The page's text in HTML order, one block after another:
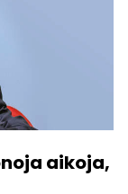
aikoja,